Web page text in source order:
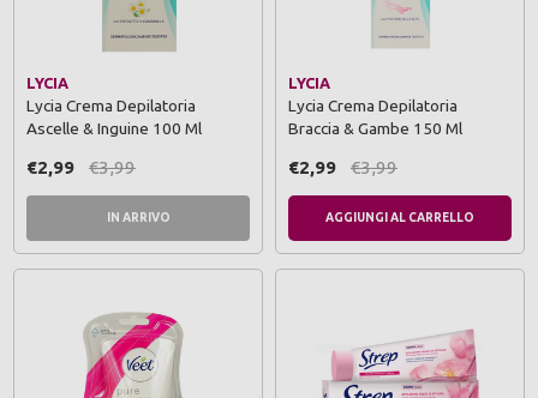
LYCIA
Lycia Crema Depilatoria
Ascelle & Inguine 100 Ml
€2,99 €3,99
IN ARRIVO
LYCIA
Lycia Crema Depilatoria
Braccia & Gambe 150 Ml
€2,99 €3,99
AGGIUNGI AL CARRELLO